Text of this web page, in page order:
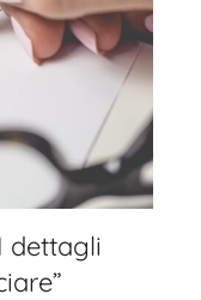
dettagli